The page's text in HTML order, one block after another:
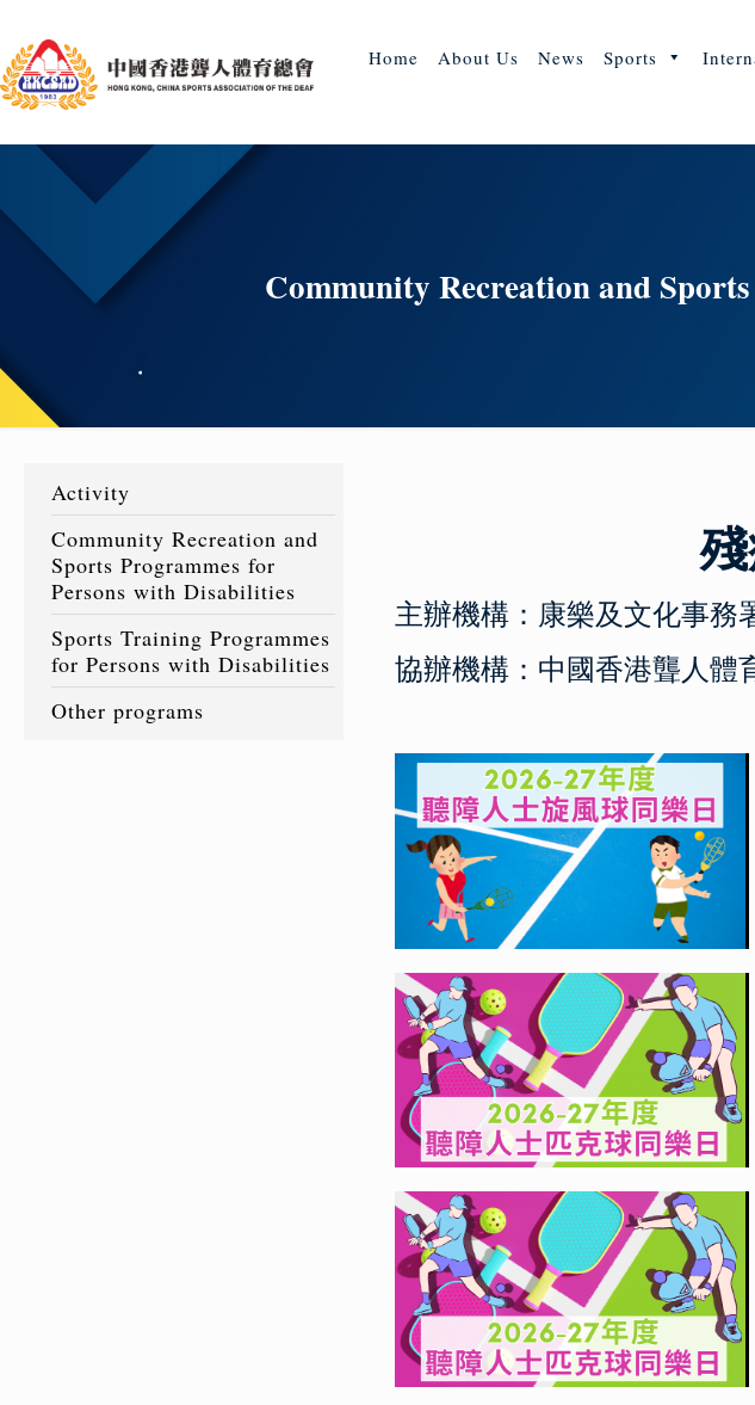
Home About Us News Sports
Community Recreation and
主辦機構：康樂及文化事務
協辦機構：中國香港聾人體
Activity
Community Recreation and
Sports Programmes for
Persons with Disabilities
Sports Training Programmes
for Persons with Disabilities
Other programs